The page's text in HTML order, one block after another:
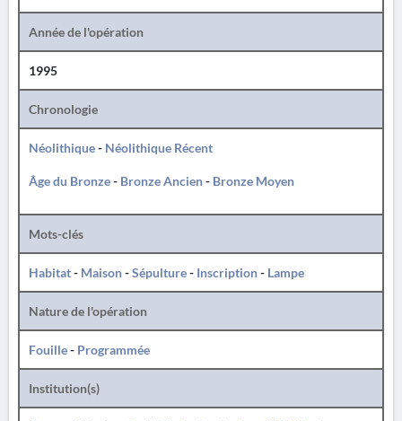
Année de l'opération
1995
Chronologie
Néolithique- Néolithique Récent
Âge du Bronze- Bronze Ancien- Bronze Moyen
Mots-clés
Habitat- Maison-Sépulture- Inscription- Lampe
Nature de l'opération
Fouille- Programmée
Institution(s)